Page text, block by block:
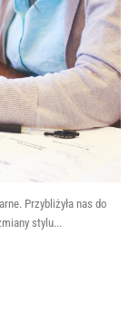
Przybliżyła nas do
stylu...